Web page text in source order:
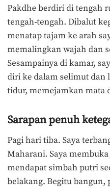
Pakdhe berdiri di tengah
tengah-tengah. Dibalut
menatap tajam ke arah
memalingkan wajah dan
Sesampainya di kamar,
diri ke dalam selimut dan
tidur, memejamkan mata
Sarapan penuh
Pagi hari tiba. Saya
Maharani. Saya
mendapat simbah putri
belakang. Begitu bangun,